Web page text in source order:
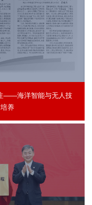
——海洋智能与无人技
养